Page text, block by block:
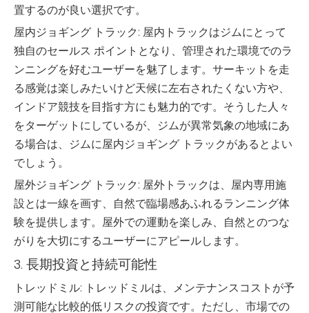
置するのが良い選択です。
屋内ジョギング トラック: 屋内トラックはジムにとって
独自のセールス ポイントとなり、管理された環境でのラ
ンニングを好むユーザーを魅了します。サーキットを走
る感覚は楽しみたいけど天候に左右されたくない方や、
インドア競技を目指す方にも魅力的です。そうした人々
をターゲットにしているが、ジムが異常気象の地域にあ
る場合は、ジムに屋内ジョギング トラックがあるとよい
でしょう。
屋外ジョギング トラック: 屋外トラックは、屋内専用施
設とは一線を画す、自然で臨場感あふれるランニング体
験を提供します。屋外での運動を楽しみ、自然とのつな
がりを大切にするユーザーにアピールします。
3. 長期投資と持続可能性
トレッドミル: トレッドミルは、メンテナンスコストが予
測可能な比較的低リスクの投資です。ただし、市場での